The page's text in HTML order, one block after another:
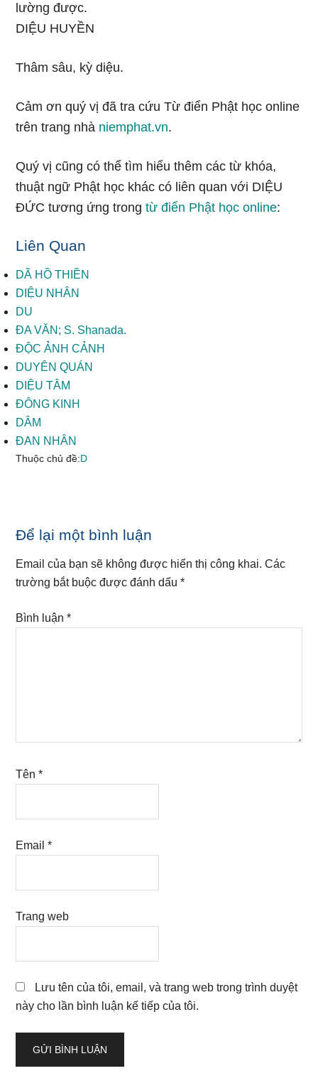
lường được.
DIỆU HUYỀN
Thâm sâu, kỳ diệu.
Cảm ơn quý vị đã tra cứu Từ điển Phật học online
trên trang nhà niemphat.vn.
Quý vị cũng có thể tìm hiểu thêm các từ khóa,
thuật ngữ Phật học khác có liên quan với DIỆU
ĐỨC tương ứng trongtừ điển Phật học online:
Liên Quan
DÃ HỒ THIỀN
DIỆU NHÂN
DU
ĐA VĂN; S. Shanada.
ĐỘC ẢNH CẢNH
DUYÊN QUÁN
DIỆU TÂM
ĐÔNG KINH
DÂM
ĐAN NHÂN
Thuộc chủ đề:D
Reader
Interactions
Để lại một bình luận
Email của bạn sẽ không được hiển thị công khai. Các
trường bắt buộc được đánh dấu*
Bình luận*
Tên*
Email*
Trang web
Lưu tên của tôi, email, và trang web trong trình duyệt
này cho lần bình luận kế tiếp của tôi.